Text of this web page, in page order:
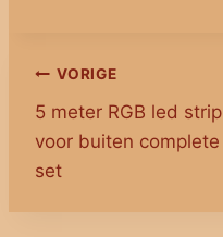
Bericht
navigatie
VORIGE
5 meter RGB led strip
voor buiten complete
set